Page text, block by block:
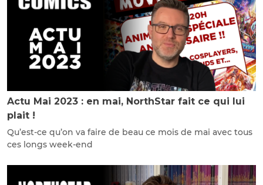
Actu Mai 2023 : en mai, NorthStar fait ce qui lui
plait !
Qu’est-ce qu’on va faire de beau ce mois de mai avec tous
ces longs week-end